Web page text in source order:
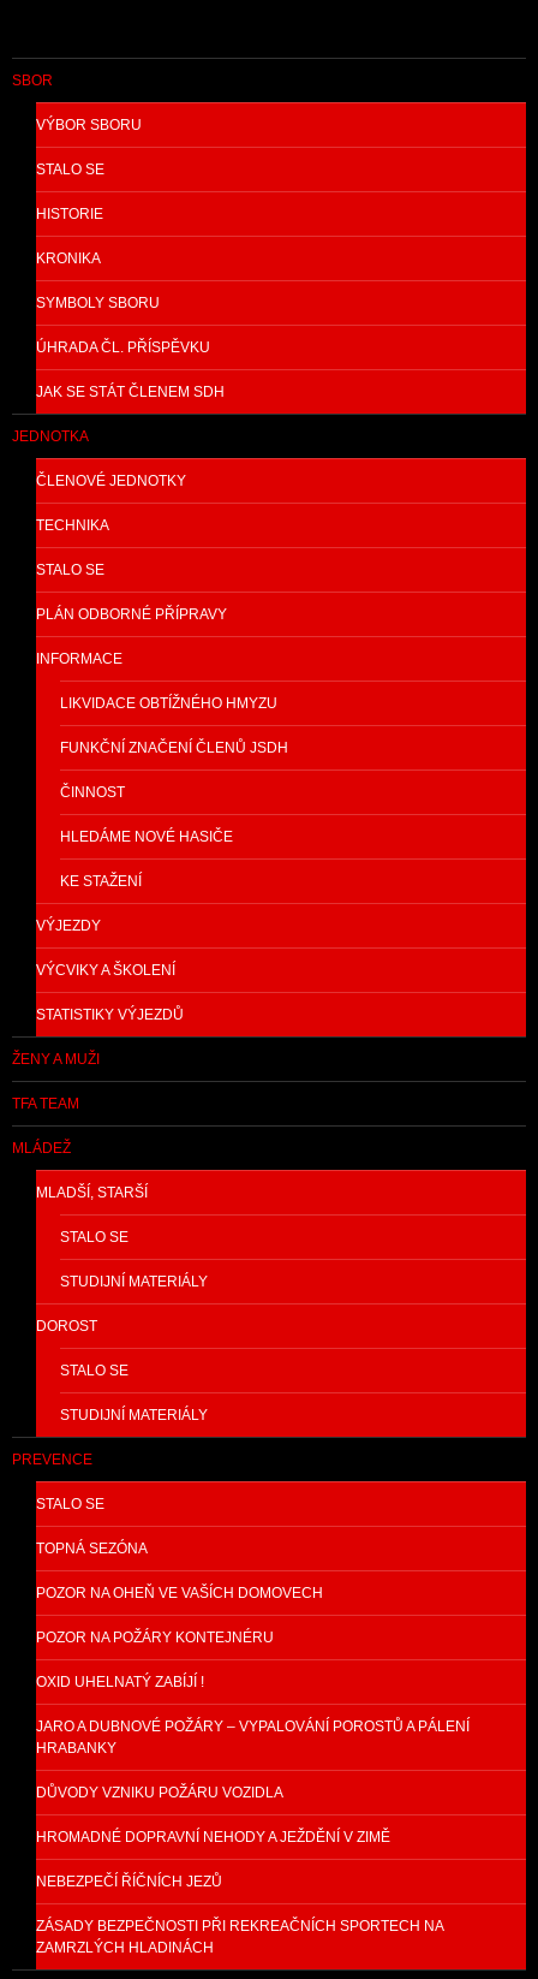
SBOR
VÝBOR SBORU
STALO SE
HISTORIE
KRONIKA
SYMBOLY SBORU
ÚHRADA ČL. PŘÍSPĚVKU
JAK SE STÁT ČLENEM SDH
JEDNOTKA
ČLENOVÉ JEDNOTKY
TECHNIKA
STALO SE
PLÁN ODBORNÉ PŘÍPRAVY
INFORMACE
LIKVIDACE OBTÍŽNÉHO HMYZU
FUNKČNÍ ZNAČENÍ ČLENŮ JSDH
ČINNOST
HLEDÁME NOVÉ HASIČE
KE STAŽENÍ
VÝJEZDY
VÝCVIKY A ŠKOLENÍ
STATISTIKY VÝJEZDŮ
ŽENY A MUŽI
TFA TEAM
MLÁDEŽ
MLADŠÍ, STARŠÍ
STALO SE
STUDIJNÍ MATERIÁLY
DOROST
STALO SE
STUDIJNÍ MATERIÁLY
PREVENCE
STALO SE
TOPNÁ SEZÓNA
POZOR NA OHEŇ VE VAŠÍCH DOMOVECH
POZOR NA POŽÁRY KONTEJNÉRU
OXID UHELNATÝ ZABÍJÍ !
JARO A DUBNOVÉ POŽÁRY – VYPALOVÁNÍ POROSTŮ A PÁLENÍ
HRABANKY
DŮVODY VZNIKU POŽÁRU VOZIDLA
HROMADNÉ DOPRAVNÍ NEHODY A JEŽDĚNÍ V ZIMĚ
NEBEZPEČÍ ŘÍČNÍCH JEZŮ
ZÁSADY BEZPEČNOSTI PŘI REKREAČNÍCH SPORTECH NA
ZAMRZLÝCH HLADINÁCH